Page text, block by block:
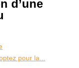
d’une
pour la...